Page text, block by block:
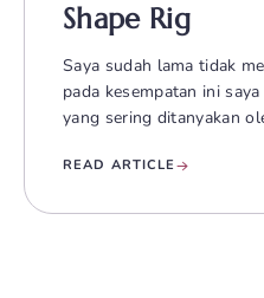
Shape Rig
Saya sudah lama tidak
pada kesempatan ini
yang sering ditanyakan
READ ARTICLE